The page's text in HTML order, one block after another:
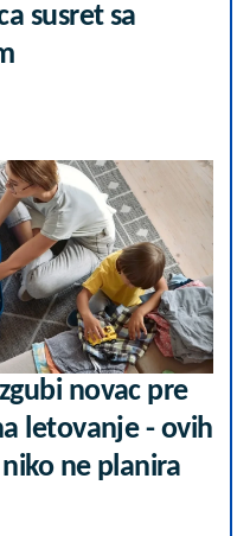
susret sa
novac pre
letovanje - ovih
ne planira